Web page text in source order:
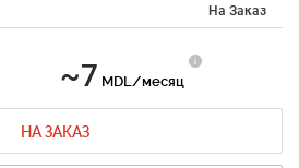
На Заказ
~7 MDL/месяц
НА ЗАКАЗ